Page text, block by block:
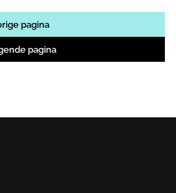
pagina
pagina